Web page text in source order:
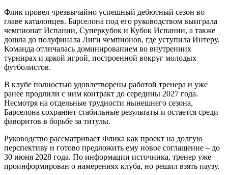
Флик провел чрезвычайно успешный дебютный сезон во
главе каталонцев. Барселона под его руководством выиграла
чемпионат Испании, Суперкубок и Кубок Испании, а также
дошла до полуфинала Лиги чемпионов, где уступила Интеру.
Команда отличалась доминированием во внутренних
турнирах и яркой игрой, построенной вокруг молодых
футболистов.
В клубе полностью удовлетворены работой тренера и уже
ранее продлили с ним контракт до середины 2027 года.
Несмотря на отдельные трудности нынешнего сезона,
Барселона сохраняет стабильные результаты и остается среди
фаворитов в борьбе за титулы.
Руководство рассматривает Флика как проект на долгую
перспективу и готово предложить ему новое соглашение – до
30 июня 2028 года. По информации источника, тренер уже
проинформирован о намерениях клуба, но решил взять паузу.